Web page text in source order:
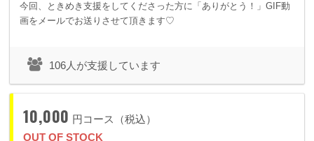
今回、ときめき支援をしてくださった方に「ありがとう！」GIF動
画をメールでお送りさせて頂きます♡
106人が支援しています
10,000 円コース（税込）
OUT OF STOCK